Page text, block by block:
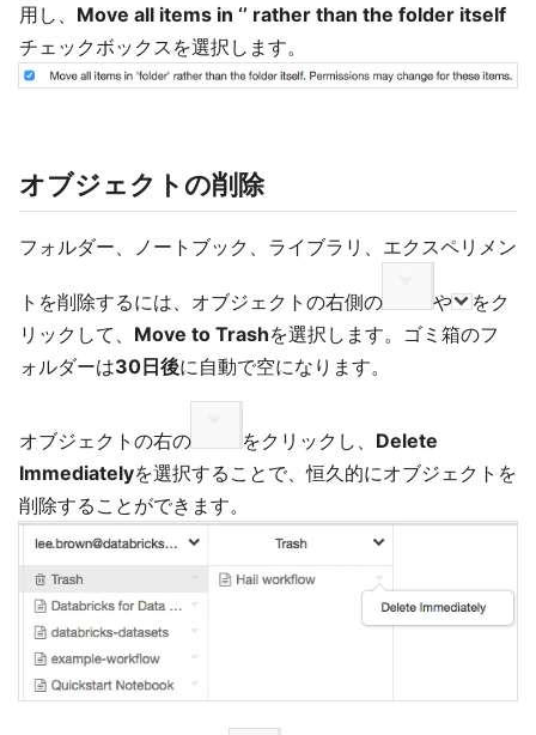
用し、 Move all items in ‘’ rather than the folder itself
チェックボックスを選択します。
オブジェクトの削除
フォルダー、ノートブック、ライブラリ、エクスペリメン
トを削除するには、オブジェクトの右側の や
をク
リックして、 Move to Trashを選択します。ゴミ箱のフ
ォルダーは30日後に自動で空になります。
オブジェクトの右の をクリックし、 Delete
Immediatelyを選択することで、恒久的にオブジェクトを
削除することができます。